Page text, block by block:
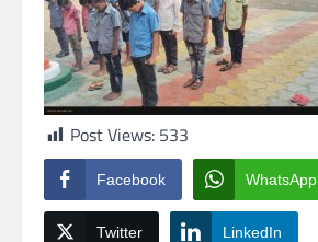
Post Views: 533
Facebook WhatsApp
Twitter LinkedIn